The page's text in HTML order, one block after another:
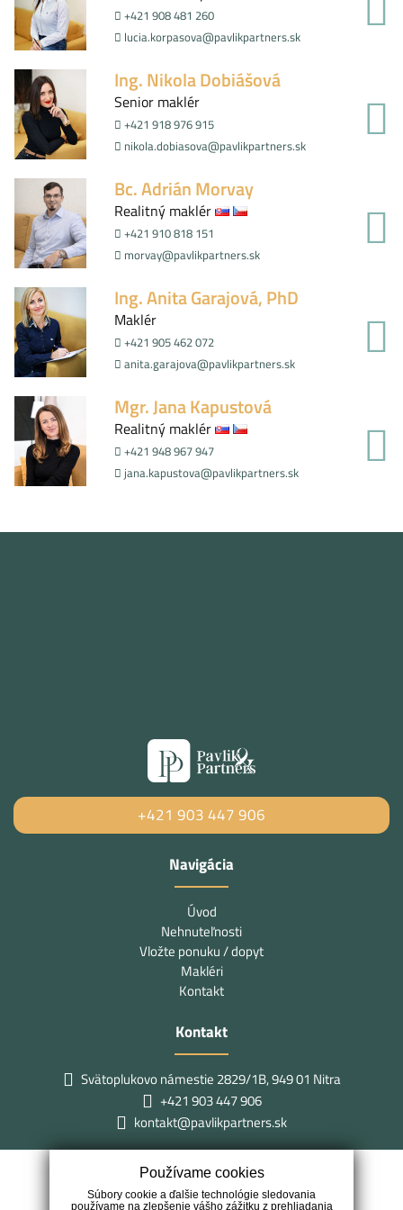
+421 908 481 260
lucia.korpasova@pavlikpartners.sk
Ing. Nikola Dobiášová
Senior maklér
+421 918 976 915
nikola.dobiasova@pavlikpartners.sk
Bc. Adrián Morvay
Realitný maklér
+421 910 818 151
morvay@pavlikpartners.sk
Ing. Anita Garajová, PhD
Maklér
+421 905 462 072
anita.garajova@pavlikpartners.sk
Mgr. Jana Kapustová
Realitný maklér
+421 948 967 947
jana.kapustova@pavlikpartners.sk
+421 903 447 906
Navigácia
Úvod
Nehnuteľnosti
Vložte ponuku / dopyt
Makléri
Kontakt
Kontakt
Svätoplukovo námestie 2829/1B, 949 01 Nitra
+421 903 447 906
kontakt@pavlikpartners.sk
Používame cookies
Súbory cookie a ďalšie technológie sledovania
používame na zlepšenie vášho zážitku z prehliadania